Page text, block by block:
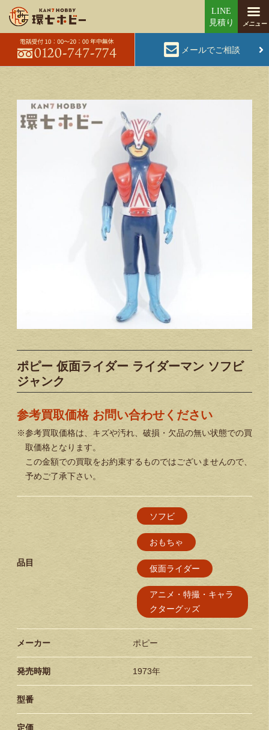
メールでご相談
ポピー 仮面ライダー ライダーマン ソフビ
ジャンク
参考買取価格 お問い合わせください
※参考買取価格は、キズや汚れ、破損・欠品の無い状態での買
取価格となります。
この金額での買取をお約束するものではございませんので、
予めご了承下さい。
品目
ソフビ
おもちゃ
仮面ライダー
アニメ・特撮・キャラ
クターグッズ
メーカー ポピー
発売時期 1973年
型番
定価